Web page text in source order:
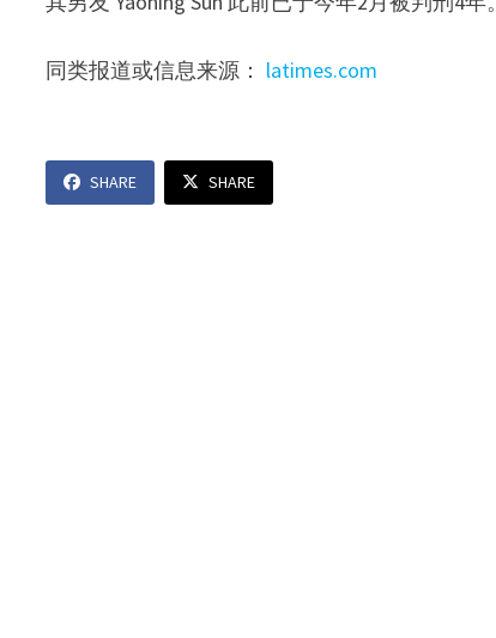
同类报道或信息来源： latimes.com
SHARE SHARE